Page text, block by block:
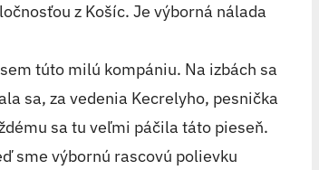
z Košíc. Je výborná nálada
túto milú kompániu. Na izbách sa
sa, za vedenia Kecrelyho, pesnička
sa tu veľmi páčila táto pieseň.
sme výbornú rascovú polievku